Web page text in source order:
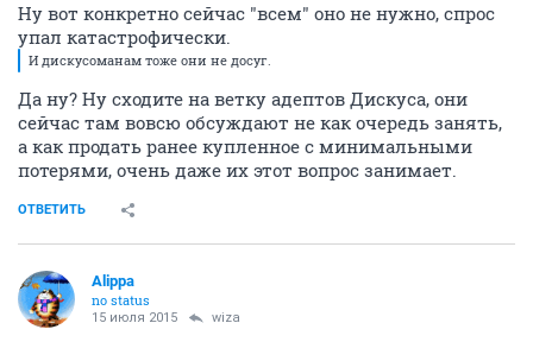
Ну вот конкретно сейчас "всем" оно не нужно, спрос
упал катастрофически.
И дискусоманам тоже они не досуг.
Да ну? Ну сходите на ветку адептов Дискуса, они
сейчас там вовсю обсуждают не как очередь занять,
а как продать ранее купленное с минимальными
потерями, очень даже их этот вопрос занимает.
ОТВЕТИТЬ
Alippa
no status
15 июля 2015 wiza